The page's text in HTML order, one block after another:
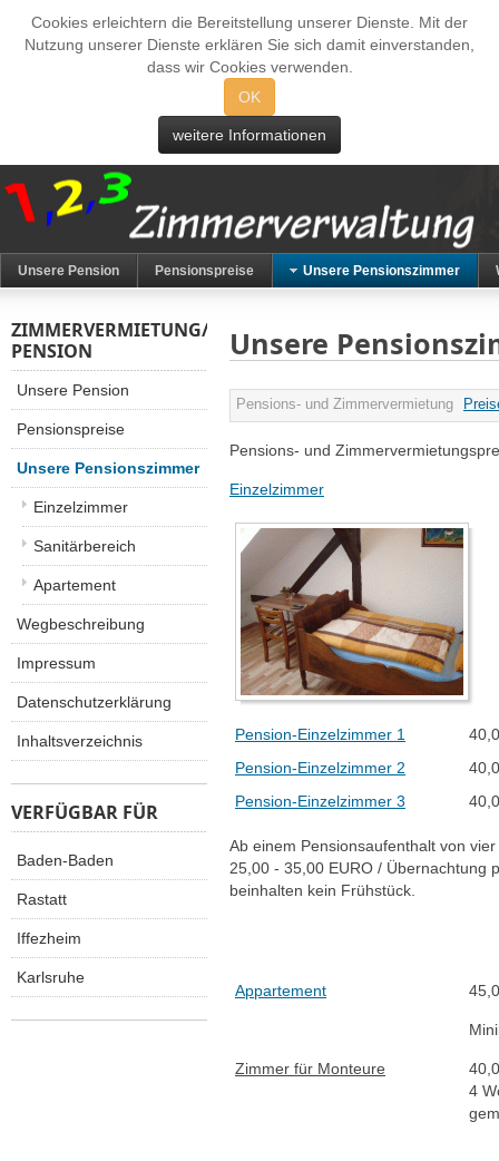
Cookies erleichtern die Bereitstellung unserer Dienste. Mit der
Nutzung unserer Dienste erklären Sie sich damit einverstanden,
dass wir Cookies verwenden.
OK
weitere Informationen
Unsere Pension Pensionspreise Unsere Pensionszimmer
Unsere
Pensions- und Zimmervermietung
Pensions- und
Einzelzimmer
Pension-Einzelzimmer 1
Pension-Einzelzimmer 2
Pension-Einzelzimmer 3
Ab einem Pensionsaufenthalt von
25,00 - 35,00 EURO / Übernachtung
beinhalten kein Frühstück.
Appartement
Zimmer für Monteure
4
ZIMMERVERMIETUNG/
PENSION
Unsere Pension
Pensionspreise
Unsere Pensionszimmer
Einzelzimmer
Sanitärbereich
Apartement
Wegbeschreibung
Impressum
Datenschutzerklärung
Inhaltsverzeichnis
VERFÜGBAR FÜR
Baden-Baden
Rastatt
Iffezheim
Karlsruhe